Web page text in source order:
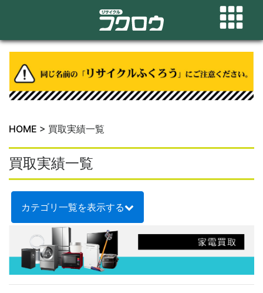
HOME > 買取実績一覧
買取実績一覧
カテゴリ一覧を表示する